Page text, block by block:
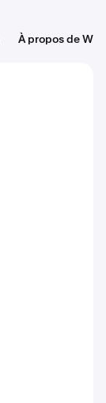
À propos de